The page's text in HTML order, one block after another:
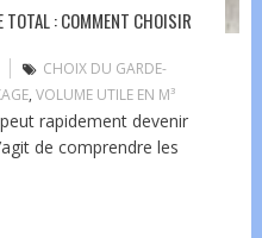
TOTAL : COMMENT CHOISIR
CHOIX DU GARDE-
, VOLUME UTILE EN M³
rapidement devenir
de comprendre les